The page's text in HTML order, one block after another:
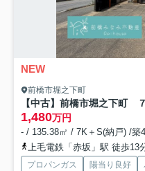
NEW
前橋市堀之下町
【中古】前橋市堀之下町
1,480万円
- / 135.38㎡ / 7K＋S(納戸) /築
上毛電鉄「赤坂」駅 徒歩13
プロパンガス 陽当り良好